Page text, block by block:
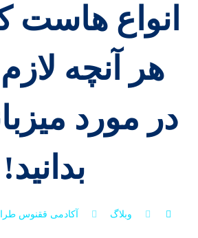
انواع هاست
هر آنچه
در مورد
بدانید!
وبلاگ آکادمی ققنوس